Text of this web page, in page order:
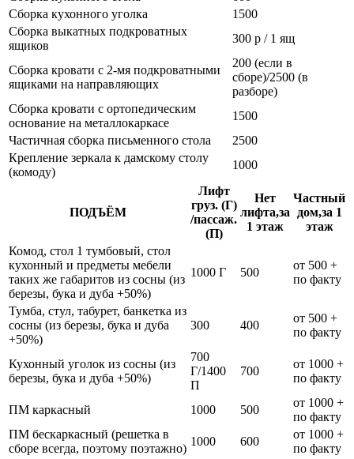
Сборка кухонного уголка
1500
Сборка выкатных подкроватных
ящиков
300 р / 1 ящ
Сборка кровати с 2-мя подкроватными
ящиками на направляющих
200 (если в
сборе)/2500 (в
разборе)
Сборка кровати с ортопедическим
основание на металлокаркасе
1500
Частичная сборка письменного стола
2500
Крепление зеркала к дамскому столу
(комоду)
1000
ПОДЪЁМ
Лифт
груз. (Г)
/пассаж.
(П)
Нет
лифта,за
1 этаж
Частный
дом,за 1
этаж
Комод, стол 1 тумбовый, стол
кухонный и предметы мебели
таких же габаритов из сосны (из
березы, бука и дуба +50%)
1000 Г 500
от 500 +
по факту
Тумба, стул, табурет, банкетка из
сосны (из березы, бука и дуба
+50%)
300 400
от 500 +
по факту
Кухонный уголок из сосны (из
березы, бука и дуба +50%)
700
Г/1400
П
700
от 1000 +
по факту
ПМ каркасный 1000 500
от 1000 +
по факту
ПМ бескаркасный (решетка в
сборе всегда, поэтому поэтажно)
1000 600
от 1000 +
по факту